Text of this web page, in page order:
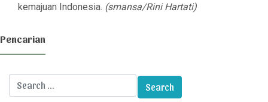
kemajuan Indonesia. (smansa/Rini Hartati)
Pencarian